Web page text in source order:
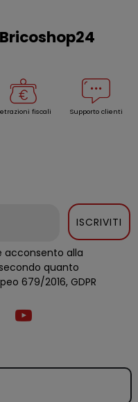
fiscali Supporto clienti
ISCRIVITI
acconsento alla
quanto
stabilito dal regolamento europeo 679/2016, GDPR